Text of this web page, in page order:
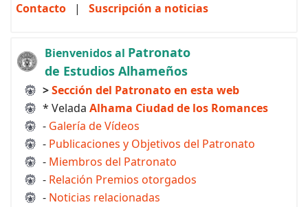
Contacto | Suscripción a noticias
Bienvenidos al Patronato
de Estudios Alhameños
>Sección del Patronato en esta web
* Velada Alhama Ciudad de los Romances
- Galería de Vídeos
- Publicaciones y Objetivos del Patronato
- Miembros del Patronato
- Relación Premios otorgados
- Noticias relacionadas